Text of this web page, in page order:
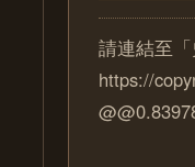
請連結至
https://